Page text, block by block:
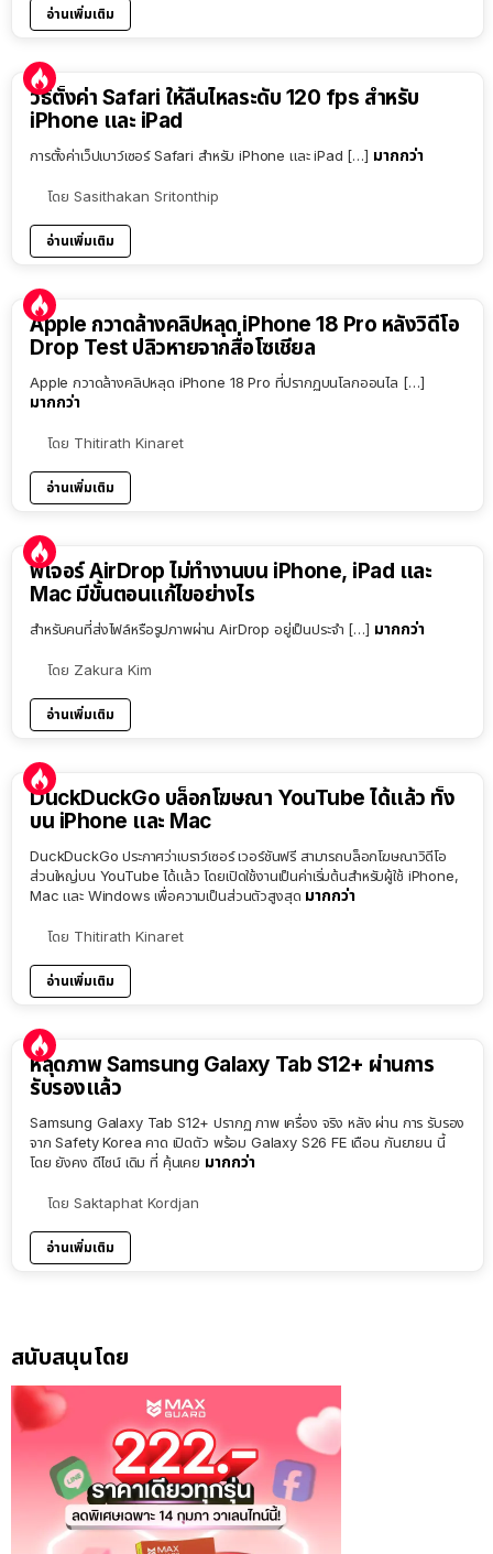
อ่านเพิ่มเติม
วิธีตั้งค่า Safari ให้ลื่นไหลระดับ 120 fps สำหรับ
iPhone และ iPad
การตั้งค่าเว็ปเบาว์เซอร์ Safari สำหรับ iPhone และ iPad […] มากกว่า
โดย Sasithakan Sritonthip
อ่านเพิ่มเติม
Apple กวาดล้างคลิปหลุด iPhone 18 Pro หลังวิดีโอ
Drop Test ปลิวหายจากสื่อโซเชียล
Apple กวาดล้างคลิปหลุด iPhone 18 Pro ที่ปรากฏบนโลกออนไล […]
มากกว่า
โดย Thitirath Kinaret
อ่านเพิ่มเติม
ฟีเจอร์ AirDrop ไม่ทำงานบน iPhone, iPad และ
Mac มีขั้นตอนแก้ไขอย่างไร
สำหรับคนที่ส่งไฟล์หรือรูปภาพผ่าน AirDrop อยู่เป็นประจำ […] มากกว่า
โดย Zakura Kim
อ่านเพิ่มเติม
DuckDuckGo บล็อกโฆษณา YouTube ได้แล้ว ทั้ง
บน iPhone และ Mac
DuckDuckGo ประกาศว่าเบราว์เซอร์ เวอร์ชันฟรี สามารถบล็อกโฆษณาวิดีโอ
ส่วนใหญ่บน YouTube ได้แล้ว โดยเปิดใช้งานเป็นค่าเริ่มต้นสำหรับผู้ใช้ iPhone,
Mac และ Windows เพื่อความเป็นส่วนตัวสูงสุด มากกว่า
โดย Thitirath Kinaret
อ่านเพิ่มเติม
หลุดภาพ Samsung Galaxy Tab S12+ ผ่านการ
รับรองแล้ว
Samsung Galaxy Tab S12+ ปรากฏ ภาพ เครื่อง จริง หลัง ผ่าน การ รับรอง
จาก Safety Korea คาด เปิดตัว พร้อม Galaxy S26 FE เดือน กันยายน นี้
โดย ยังคง ดีไซน์ เดิม ที่ คุ้นเคย มากกว่า
โดย Saktaphat Kordjan
อ่านเพิ่มเติม
สนับสนุนโดย